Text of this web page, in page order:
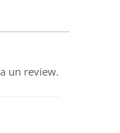
un review.